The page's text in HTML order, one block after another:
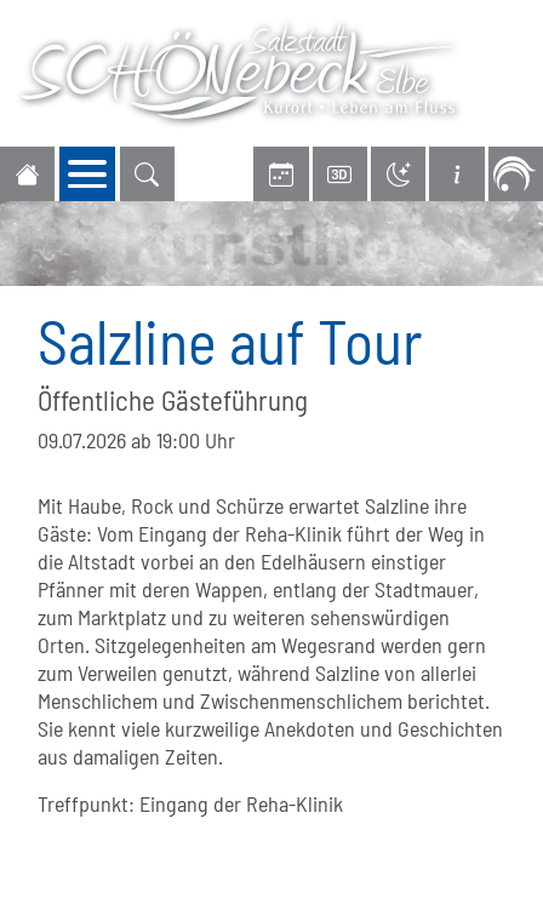
Navigation öffnen
Salzline auf Tour
Öffentliche Gästeführung
09.07.2026ab 19:00 Uhr
Mit Haube, Rock und Schürze erwartet Salzline ihre
Gäste: Vom Eingang der Reha-Klinik führt der Weg in
die Altstadt vorbei an den Edelhäusern einstiger
Pfänner mit deren Wappen, entlang der Stadtmauer,
zum Marktplatz und zu weiteren sehenswürdigen
Orten. Sitzgelegenheiten am Wegesrand werden gern
zum Verweilen genutzt, während Salzline von allerlei
Menschlichem und Zwischenmenschlichem berichtet.
Sie kennt viele kurzweilige Anekdoten und Geschichten
aus damaligen Zeiten.
Treffpunkt: Eingang der Reha-Klinik